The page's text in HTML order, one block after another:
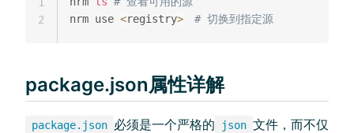
nrm use <registry> # 切换到指定源
1
2
package.json属性详解
package.json 必须是一个严格的 json 文件，而不仅